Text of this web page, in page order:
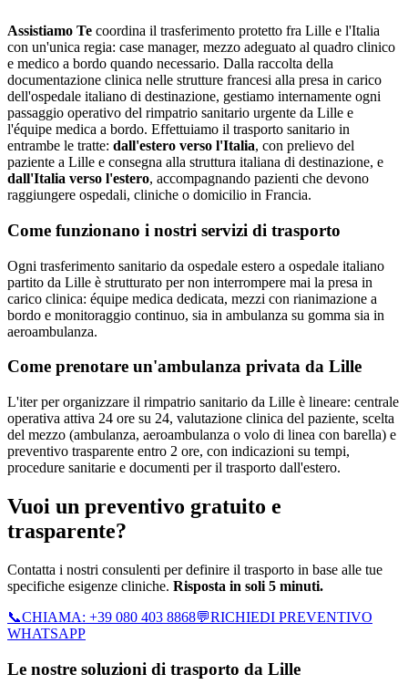
Assistiamo Te coordina il trasferimento protetto fra Lille e l'Italia
con un'unica regia: case manager, mezzo adeguato al quadro clinico
e medico a bordo quando necessario. Dalla raccolta della
documentazione clinica nelle strutture francesi alla presa in carico
dell'ospedale italiano di destinazione, gestiamo internamente ogni
passaggio operativo del rimpatrio sanitario urgente da Lille e
l'équipe medica a bordo. Effettuiamo il trasporto sanitario in
entrambe le tratte: dall'estero verso l'Italia, con prelievo del
paziente a Lille e consegna alla struttura italiana di destinazione, e
dall'Italia verso l'estero, accompagnando pazienti che devono
raggiungere ospedali, cliniche o domicilio in Francia.
Come funzionano i nostri servizi di trasporto
Ogni trasferimento sanitario da ospedale estero a ospedale italiano
partito da Lille è strutturato per non interrompere mai la presa in
carico clinica: équipe medica dedicata, mezzi con rianimazione a
bordo e monitoraggio continuo, sia in ambulanza su gomma sia in
aeroambulanza.
Come prenotare un'ambulanza privata da Lille
L'iter per organizzare il rimpatrio sanitario da Lille è lineare: centrale
operativa attiva 24 ore su 24, valutazione clinica del paziente, scelta
del mezzo (ambulanza, aeroambulanza o volo di linea con barella) e
preventivo trasparente entro 2 ore, con indicazioni su tempi,
procedure sanitarie e documenti per il trasporto dall'estero.
Vuoi un preventivo gratuito e
trasparente?
Contatta i nostri consulenti per definire il trasporto in base alle tue
specifiche esigenze cliniche. Risposta in soli 5 minuti.
📞CHIAMA: +39 080 403 8868💬RICHIEDI PREVENTIVO
WHATSAPP
Le nostre soluzioni di trasporto da Lille